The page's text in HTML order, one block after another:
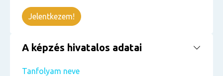
Jelentkezem!
A képzés hivatalos adatai
Tanfolyam neve